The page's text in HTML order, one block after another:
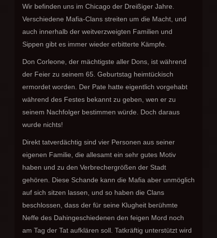
Wir befinden uns im Chicago der Dreißiger Jahre.
Verschiedene Mafia-Clans streiten um die Macht, und
auch innerhalb der weitverzweigten Familien und
Sippen gibt es immer wieder erbitterte Kämpfe.
Don Corleone, der mächtigste aller Dons, ist während
der Feier zu seinem 65. Geburtstag heimtückisch
ermordet worden. Der Pate hatte eigentlich vorgehabt
während des Festes bekannt zu geben, wen er zu
seinem Nachfolger bestimmen würde. Doch daraus
wurde nichts!
Direkt tatverdächtig sind vier Personen aus seiner
eigenen Familie, die allesamt ein sehr gutes Motiv
haben und zu den Verbrechergrößen der Stadt
gehören. Diese Schande kann die Mafia aber unmöglich
auf sich sitzen lassen, und so haben die Clans
beschlossen, dass der für seine Klugheit berühmte
Neffe des Dahingeschiedenen den feigen Mord noch
am Tag der Tat aufklären soll. Tatkräftig unterstützt wird